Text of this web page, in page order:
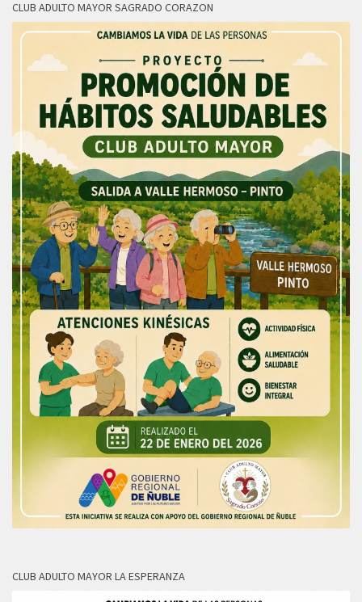
CLUB ADULTO MAYOR SAGRADO CORAZON
CLUB ADULTO MAYOR LA ESPERANZA